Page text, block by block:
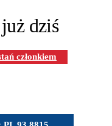
dziś
członkiem